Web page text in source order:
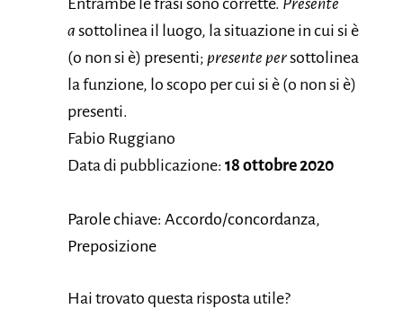
Entrambe le frasi sono corrette. Presente
a sottolinea il luogo, la situazione in cui si è
(o non si è) presenti; presente persottolinea
la funzione, lo scopo per cui si è (o non si è)
presenti.
Fabio Ruggiano
Data di pubblicazione: 18 ottobre 2020
Parole chiave: Accordo/concordanza,
Preposizione
Hai trovato questa risposta utile?